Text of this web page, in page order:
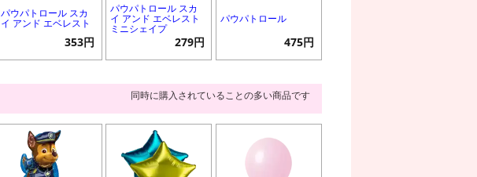
パウパトロール スカ
イ アンド エベレスト
353円
パウパトロール スカ
イ アンド エベレスト
ミニシェイプ
279円
パウパトロール
475円
同時に購入されていることの多い商品です